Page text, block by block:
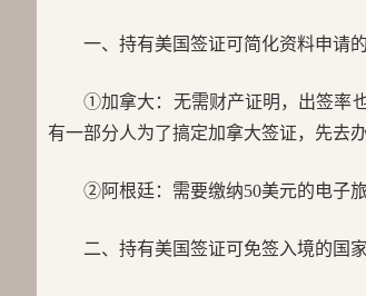
一、持有美国签证可简化资料申请
①加拿大：无需财产证明，出签率
有一部分人为了搞定加拿大签证，先去
②阿根廷：需要缴纳50美元的电子旅
二、持有美国签证可免签入境的国家